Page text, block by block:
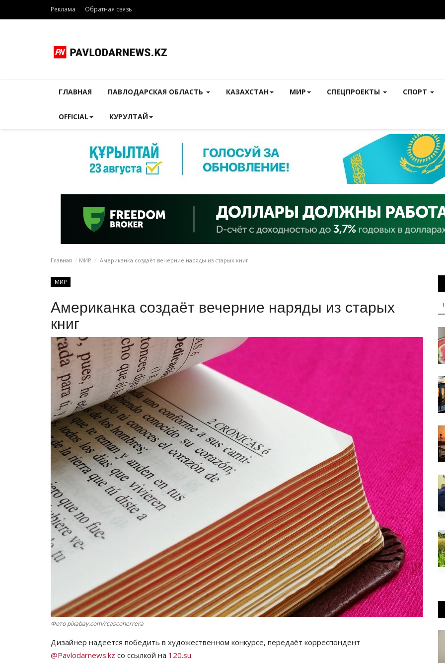
Реклама Обратная связь
ГЛАВНАЯ ПАВЛОДАРСКАЯ ОБЛАСТЬ КАЗАХСТАН МИР СПЕЦПРОЕКТЫ СПОРТ
OFFICIAL КУРУЛТАЙ
Главная МИР Американка создаёт вечерние наряды из старых книг
МИР
Американка создаёт вечерние наряды из старых
книг
Фото pixabay.com/rcascoherrera
Дизайнер надеется победить в художественном конкурсе, передаёт корреспондент
@Pavlodarnews.kz со ссылкой на 120.su.